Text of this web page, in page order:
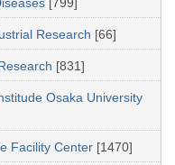
Research [66]
[831]
Osaka University
Facility Center [1470]